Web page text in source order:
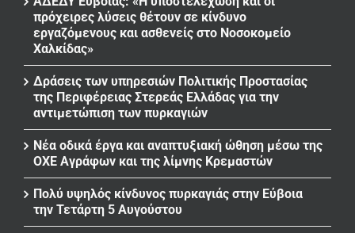
πρόχειρες λύσεις θέτουν σε κίνδυνο
εργαζόμενους και ασθενείς στο Νοσοκομείο
Χαλκίδας»
Δράσεις των υπηρεσιών Πολιτικής Προστασίας
της Περιφέρειας Στερεάς Ελλάδας για την
αντιμετώπιση των πυρκαγιών
Νέα οδικά έργα και αναπτυξιακή ώθηση μέσω της
ΟΧΕ Αγράφων και της λίμνης Κρεμαστών
Πολύ υψηλός κίνδυνος πυρκαγιάς στην Εύβοια
την Τετάρτη 5 Αυγούστου